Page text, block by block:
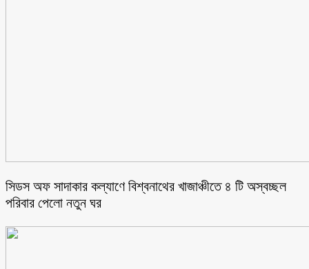
সিডস অফ সাদাকার কল্যাণে বিশ্বনাথের খাজাঞ্চীতে ৪ টি অস্বচ্ছল
পরিবার পেলো নতুন ঘর